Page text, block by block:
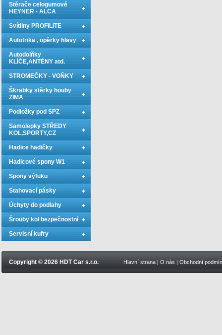
Stěrače celogumové
HEYNER - ALCA
Svítilny PROFILITE
Autotrika , opěrky hlavy
Autodolňky
KLÍČE,ANTÉNY atd.
STROMEČKY - VOŇKY
Škrabky stěrky houby
ZIMA
Podložky pod SPZ
Samolepky STŘEDY
KOL,SPORTY,CZ
Hadice hadičky
Hadicové spony W1
Spony výfuku
Stahovací pásky
Úchyty do podlahy
Šrouby kol bezpečnostní
Servisní kufry
Copyright © 2026 HDT Car s.r.o. Hlavní strana | O nás | Obchodní